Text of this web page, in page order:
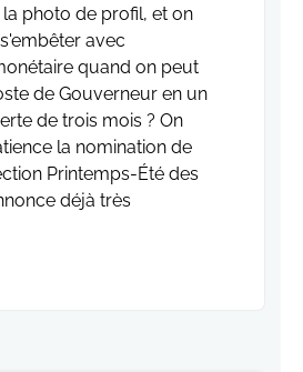
photo de profil, et on
avec
quand on peut
de Gouverneur en un
de trois mois ? On
la nomination de
Printemps-Été des
déjà très